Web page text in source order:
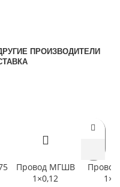
ПРОИЗВОДИТЕЛИ
Провод МГШВ
1×0,12